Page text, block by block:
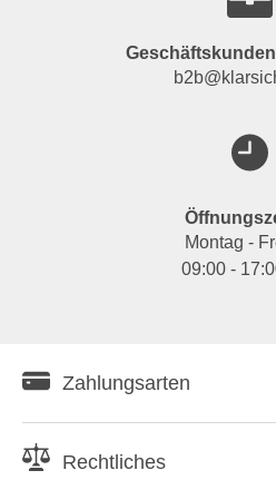
Montag -
09:00 -
Zahlungsarten
Rechtliches